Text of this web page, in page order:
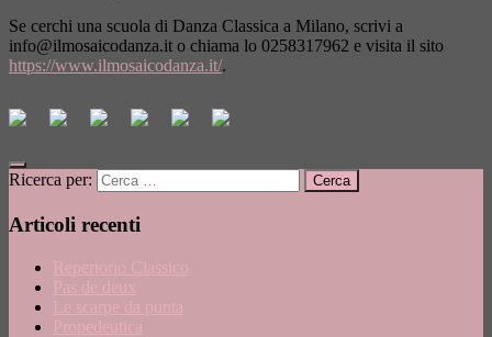
Se cerchi una scuola di Danza Classica a Milano, scrivi a
info@ilmosaicodanza.it o chiama lo 0258317962 e visita il sito
https://www.ilmosaicodanza.it/.
Ricerca per:
Articoli recenti
Repertorio Classico
Pas de deux
Le scarpe da punta
Propedeutica